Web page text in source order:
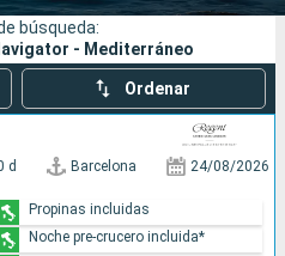
Buscar
búsqueda:
- Mediterráneo
Ordenar
d Barcelona 24/08/2026
Propinas incluidas
Noche pre-crucero incluida*